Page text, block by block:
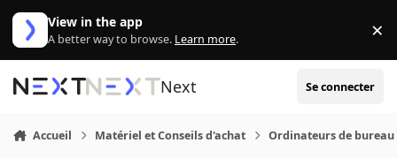
Aller au contenu
View in the app
A better way to browse. Learn more. ×
Next Se connecter
Accueil Matériel et Conseils d'achat Ordinateurs de bureau